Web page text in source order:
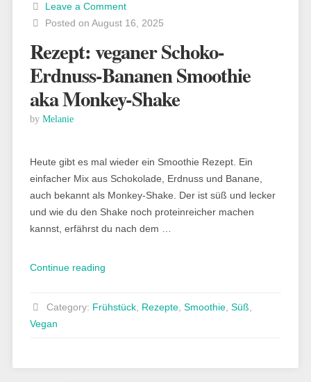
Leave a Comment
Posted on August 16, 2025
Rezept: veganer Schoko-
Erdnuss-Bananen Smoothie
aka Monkey-Shake
by Melanie
Heute gibt es mal wieder ein Smoothie Rezept. Ein
einfacher Mix aus Schokolade, Erdnuss und Banane,
auch bekannt als Monkey-Shake. Der ist süß und lecker
und wie du den Shake noch proteinreicher machen
kannst, erfährst du nach dem …
Continue reading„Rezept:
aka
Category: Frühstück, Rezepte, Smoothie, Süß
Vegan